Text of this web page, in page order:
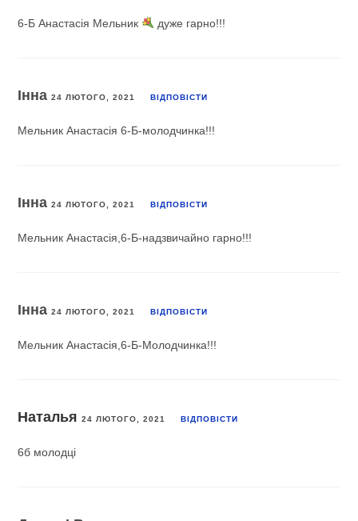
6-Б Анастасія Мельник дуже гарно!!!
Інна24 ЛЮТОГО, 2021 ВІДПОВІCТИ
Мельник Анастасія 6-Б-молодчинка!!!
Інна24 ЛЮТОГО, 2021 ВІДПОВІCТИ
Мельник Анастасія,6-Б-надзвичайно гарно!!!
Інна24 ЛЮТОГО, 2021 ВІДПОВІCТИ
Мельник Анастасія,6-Б-Молодчинка!!!
Наталья 24 ЛЮТОГО, 2021 ВІДПОВІCТИ
6б молодці